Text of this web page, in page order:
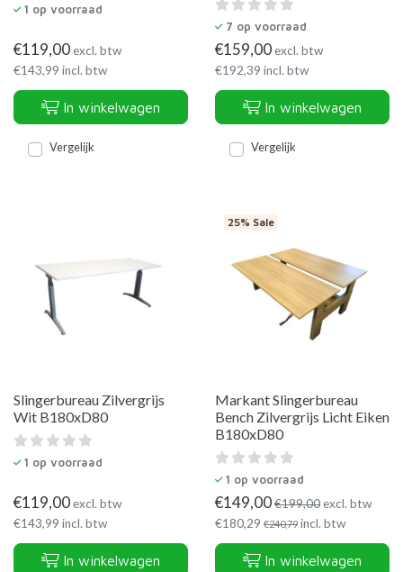
1 op voorraad
€119,00excl. btw
€143,99 incl. btw
In winkelwagen
Vergelijk
7 op voorraad
€159,00excl. btw
€192,39 incl. btw
In winkelwagen
Vergelijk
Slingerbureau Zilvergrijs
Wit B180xD80
1 op voorraad
€119,00excl. btw
€143,99 incl. btw
In winkelwagen
25% Sale
Markant Slingerbureau
Bench Zilvergrijs Licht Eiken
B180xD80
1 op voorraad
€149,00€199,00excl. btw
€180,29 €240,79 incl. btw
In winkelwagen